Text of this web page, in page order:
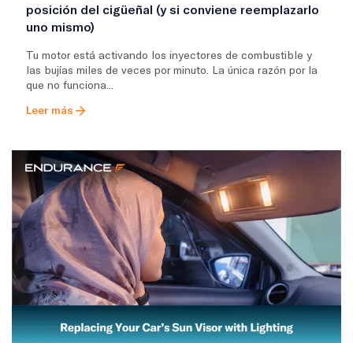
posición del cigüeñal (y si conviene reemplazarlo
uno mismo)
Tu motor está activando los inyectores de combustible y
las bujías miles de veces por minuto. La única razón por la
que no funciona...
Leer más